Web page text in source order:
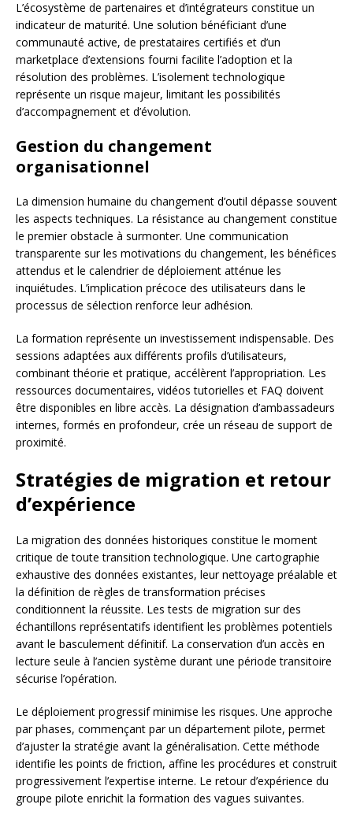
L’écosystème de partenaires et d’intégrateurs constitue un
indicateur de maturité. Une solution bénéficiant d’une
communauté active, de prestataires certifiés et d’un
marketplace d’extensions fourni facilite l’adoption et la
résolution des problèmes. L’isolement technologique
représente un risque majeur, limitant les possibilités
d’accompagnement et d’évolution.
Gestion du changement
organisationnel
La dimension humaine du changement d’outil dépasse souvent
les aspects techniques. La résistance au changement constitue
le premier obstacle à surmonter. Une communication
transparente sur les motivations du changement, les bénéfices
attendus et le calendrier de déploiement atténue les
inquiétudes. L’implication précoce des utilisateurs dans le
processus de sélection renforce leur adhésion.
La formation représente un investissement indispensable. Des
sessions adaptées aux différents profils d’utilisateurs,
combinant théorie et pratique, accélèrent l’appropriation. Les
ressources documentaires, vidéos tutorielles et FAQ doivent
être disponibles en libre accès. La désignation d’ambassadeurs
internes, formés en profondeur, crée un réseau de support de
proximité.
Stratégies de migration et retour
d’expérience
La migration des données historiques constitue le moment
critique de toute transition technologique. Une cartographie
exhaustive des données existantes, leur nettoyage préalable et
la définition de règles de transformation précises
conditionnent la réussite. Les tests de migration sur des
échantillons représentatifs identifient les problèmes potentiels
avant le basculement définitif. La conservation d’un accès en
lecture seule à l’ancien système durant une période transitoire
sécurise l’opération.
Le déploiement progressif minimise les risques. Une approche
par phases, commençant par un département pilote, permet
d’ajuster la stratégie avant la généralisation. Cette méthode
identifie les points de friction, affine les procédures et construit
progressivement l’expertise interne. Le retour d’expérience du
groupe pilote enrichit la formation des vagues suivantes.